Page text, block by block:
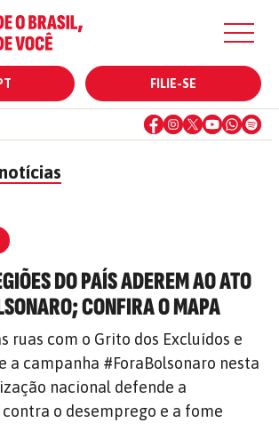
FILIE-SE
DO PAÍS ADEREM AO ATO
CONFIRA O MAPA
ruas com o Grito dos Excluídos e
a campanha #ForaBolsonaro nesta
nacional defende a
o desemprego e a fome